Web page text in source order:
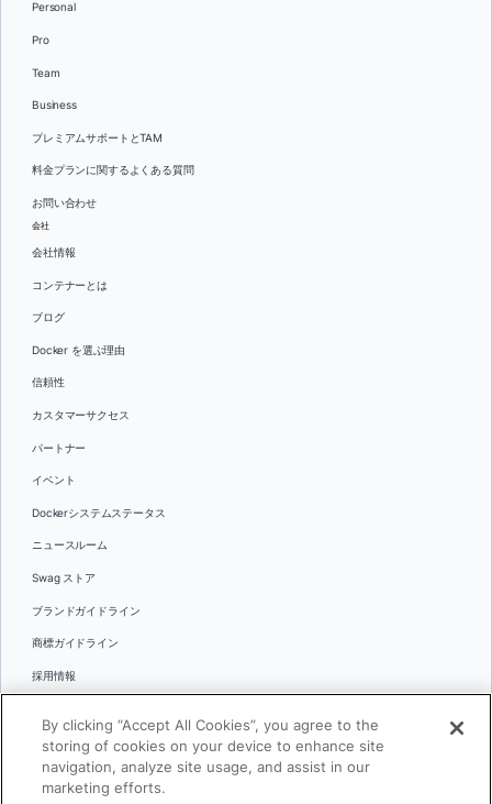
Personal
Pro
Team
Business
プレミアムサポートとTAM
料金プランに関するよくある質問
お問い合わせ
会社
会社情報
コンテナーとは
ブログ
Docker を選ぶ理由
信頼性
カスタマーサクセス
パートナー
イベント
Dockerシステムステータス
ニュースルーム
Swag ストア
ブランドガイドライン
商標ガイドライン
採用情報
言語
日本語
By clicking “Accept All Cookies”, you agree to the
storing of cookies on your device to enhance site
navigation, analyze site usage, and assist in our
marketing efforts.